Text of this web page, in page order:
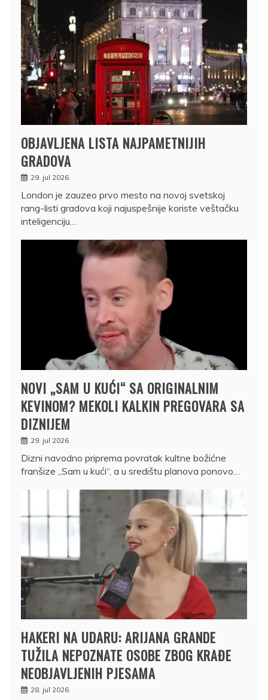
OBJAVLJENA LISTA NAJPAMETNIJIH
GRADOVA
29. jul 2026.
London je zauzeo prvo mesto na novoj svetskoj
rang-listi gradova koji najuspešnije koriste veštačku
inteligenciju…
NOVI „SAM U KUĆI“ SA ORIGINALNIM
KEVINOM? MEKOLI KALKIN PREGOVARA SA
DIZNIJEM
29. jul 2026.
Dizni navodno priprema povratak kultne božićne
franšize „Sam u kući“, a u središtu planova ponovo…
HAKERI NA UDARU: ARIJANA GRANDE
TUŽILA NEPOZNATE OSOBE ZBOG KRAĐE
NEOBJAVLJENIH PJESAMA
28. jul 2026.